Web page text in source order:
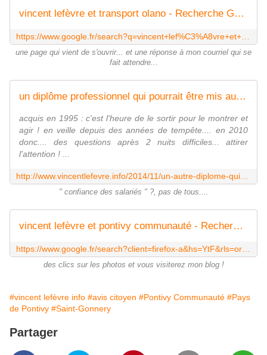
vincent lefèvre et transport olano - Recherche Google
une page qui vient de s'ouvrir... et une réponse à mon courriel qui se
fait attendre...
un diplôme professionnel qui pourrait être mis au service d'un collectif... - Le blog de Vincent Lefèvre
acquis en 1995 : c'est l'heure de le sortir pour le montrer et
agir ! en veille depuis des années de tempête.... en 2010
donc.... des questions après 2 nuits difficiles... attirer
l'attention ! ...
" confiance des salariés " ?, pas de tous....
vincent lefèvre et pontivy communauté - Recherche Google
des clics sur les photos et vous visiterez mon blog !
#vincent lefèvre info #avis citoyen #Pontivy Communauté #Pays
de Pontivy #Saint-Gonnery
Partager